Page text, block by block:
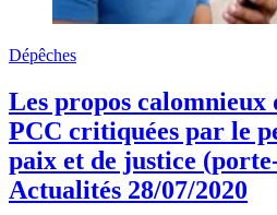
Dépêches
Les propos calomnieux
PCC critiquées par le
paix et de justice
Actualités 28/07/2020